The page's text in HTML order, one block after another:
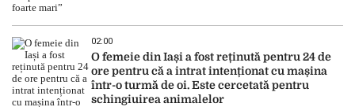
02:00
O femeie din Iași a fost reținută pentru 24 de
ore pentru că a intrat intenționat cu mașina
într-o turmă de oi. Este cercetată pentru
schingiuirea animalelor